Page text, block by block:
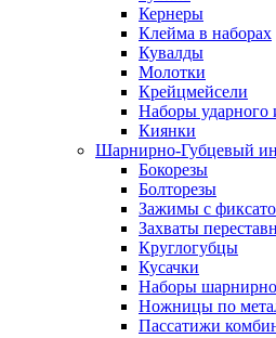
Кернеры
Клейма в наборах
Кувалды
Молотки
Крейцмейсели
Наборы ударного
Киянки
Шарнирно-Губцевый
Бокорезы
Болторезы
Зажимы с
Захваты
Круглогубцы
Кусачки
Наборы
Ножницы по
Пассатижи